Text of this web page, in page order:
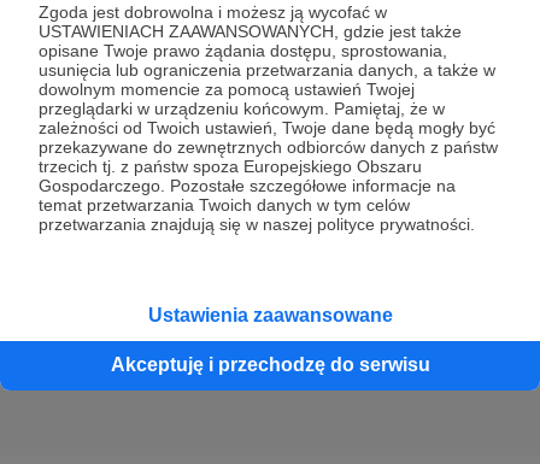
Zgoda jest dobrowolna i możesz ją wycofać w
USTAWIENIACH ZAAWANSOWANYCH, gdzie jest także
opisane Twoje prawo żądania dostępu, sprostowania,
usunięcia lub ograniczenia przetwarzania danych, a także w
dowolnym momencie za pomocą ustawień Twojej
przeglądarki w urządzeniu końcowym. Pamiętaj, że w
zależności od Twoich ustawień, Twoje dane będą mogły być
przekazywane do zewnętrznych odbiorców danych z państw
trzecich tj. z państw spoza Europejskiego Obszaru
Gospodarczego. Pozostałe szczegółowe informacje na
temat przetwarzania Twoich danych w tym celów
przetwarzania znajdują się w naszej polityce prywatności.
Ustawienia zaawansowane
Akceptuję i przechodzę do serwisu
08.11.2023 ● Brak komentarzy
Wiatrach Samborskich - OMÓWIENIE
ZDJĘĆ Z FILMU
Omawiam zdjęcia z filmu: WIATRAK SAMBORSKICH
Rozwinięcie publicznego vloga o techniczne i artystyczne
aspekty wykonanych przeze mnie fotografii.